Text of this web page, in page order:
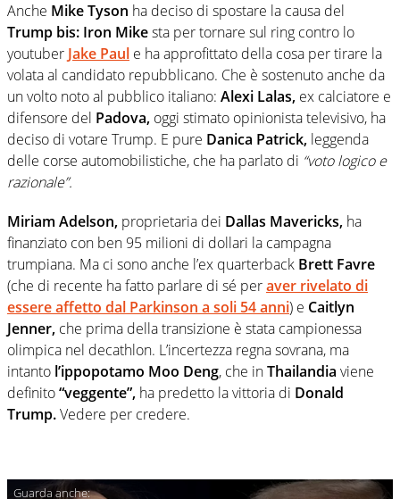
Anche Mike Tyson ha deciso di spostare la causa del
Trump bis: Iron Mikesta per tornare sul ring contro lo
youtuber Jake Paul e ha approfittato della cosa per tirare la
volata al candidato repubblicano. Che è sostenuto anche da
un volto noto al pubblico italiano: Alexi Lalas, ex calciatore e
difensore del Padova, oggi stimato opinionista televisivo, ha
deciso di votare Trump. E pure Danica Patrick, leggenda
delle corse automobilistiche, che ha parlato di “voto logico e
razionale”.
Miriam Adelson, proprietaria dei Dallas Mavericks, ha
finanziato con ben 95 milioni di dollari la campagna
trumpiana. Ma ci sono anche l’ex quarterback Brett Favre
(che di recente ha fatto parlare di sé peraver rivelato di
essere affetto dal Parkinson a soli 54 anni) e Caitlyn
Jenner, che prima della transizione è stata campionessa
olimpica nel decathlon. L’incertezza regna sovrana, ma
intanto l’ippopotamo Moo Deng, che inThailandia viene
definito“veggente”, ha predetto la vittoria di Donald
Trump.Vedere per credere.